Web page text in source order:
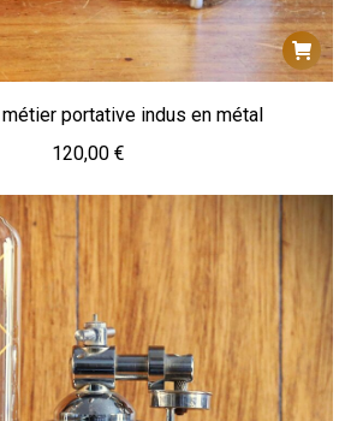
portative indus en métal
120,00 €